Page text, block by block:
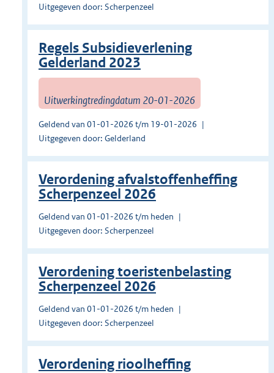
Uitgegeven door: Scherpenzeel
Regels Subsidieverlening
Gelderland 2023
Uitwerkingtredingdatum 20-01-2026
Geldend van 01-01-2026 t/m 19-01-2026
Uitgegeven door: Gelderland
Verordening afvalstoffenheffing
Scherpenzeel 2026
Geldend van 01-01-2026 t/m heden
Uitgegeven door: Scherpenzeel
Verordening toeristenbelasting
Scherpenzeel 2026
Geldend van 01-01-2026 t/m heden
Uitgegeven door: Scherpenzeel
Verordening rioolheffing